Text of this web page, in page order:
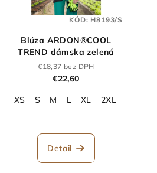
Blúza ARDON®COOL
TREND dámska zelená
€18,37 bez DPH
€22,60
XS
S M L XL 2XL
Detail
KÓD: H8193/S